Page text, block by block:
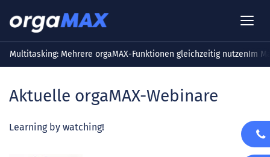
Multitasking: Mehrere orgaMAX-Funktionen gleichzeitig nutzenIm
Aktuelle orgaMAX-Webinare
Learning by watching!